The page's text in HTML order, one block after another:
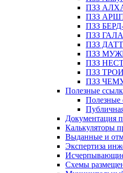
ПЗЗ
ПЗЗ
ПЗЗ
ПЗЗ
ПЗЗ
ПЗЗ
ПЗЗ
ПЗЗ
ПЗЗ
Полезные
Полезные
Документация
Калькуляторы
Выданные и
Экспертиза
Исчерпывающие
Схемы